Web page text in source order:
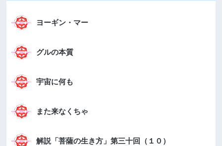
ヨーギン・マー
グルの本質
宇宙に何も
また来なくちゃ
解説「菩薩の生き方」第三十回（１０）